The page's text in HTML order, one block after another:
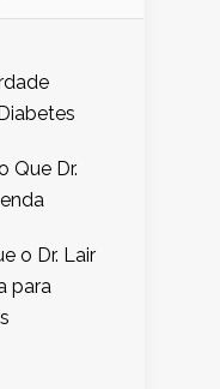
Que Dr.
o Dr. Lair
para